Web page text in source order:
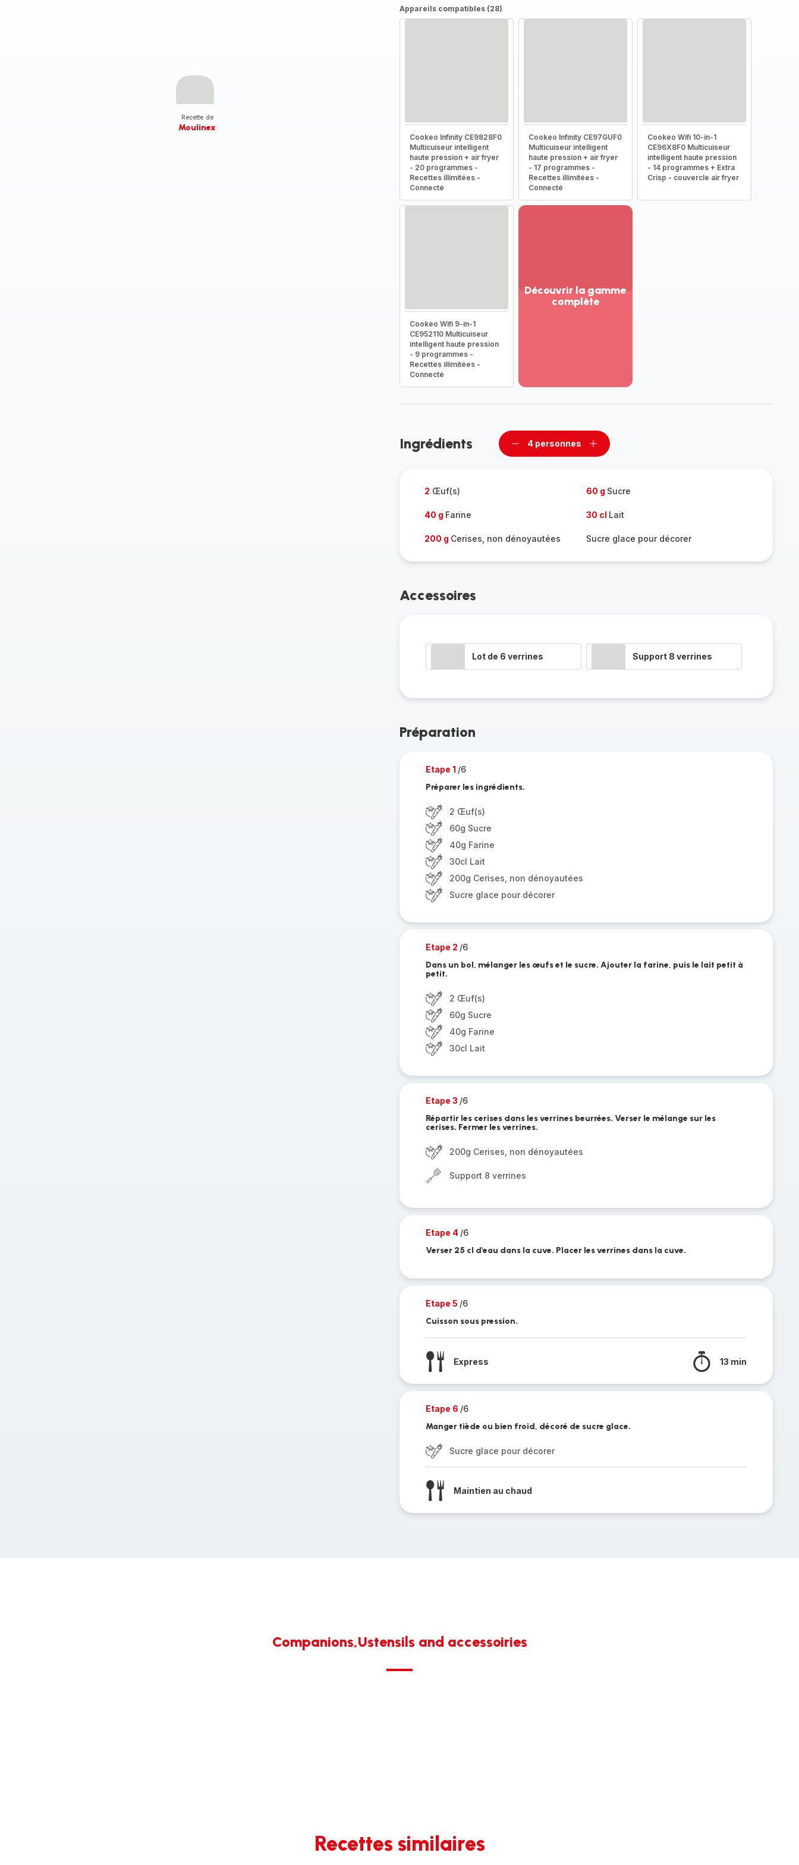
Recette de
Moulinex
Appareils compatibles (28)
Cookeo Infinity CE9828F0
Multicuiseur intelligent
haute pression + air fryer
- 20 programmes -
Recettes illimitées -
Connecté
Cookeo Infinity CE97GUF0
Multicuiseur intelligent
haute pression + air fryer
- 17 programmes -
Recettes illimitées -
Connecté
Cookeo Wifi 10-in-1
CE96X8F0 Multicuiseur
intelligent haute pression
- 14 programmes + Extra
Crisp - couvercle air fryer
Cookeo Wifi 9-in-1
CE952110 Multicuiseur
intelligent haute pression
- 9 programmes -
Recettes illimitées -
Connecté
Découvrir la gamme
complète
complète
Ingrédients
Supprimer
4 personnes
Ajouter
2 Œuf(s) 60 g Sucre
40 g Farine 30 cl Lait
200 g Cerises, non dénoyautées Sucre glace pour décorer
Accessoires
Lot de 6 verrines Support 8 verrines
Préparation
Etape 1 /6
Préparer les ingrédients.
2 Œuf(s)
60g Sucre
40g Farine
30cl Lait
200g Cerises, non dénoyautées
Sucre glace pour décorer
Etape 2 /6
Dans un bol, mélanger les œufs et le sucre. Ajouter la farine, puis le lait petit à
petit.
2 Œuf(s)
60g Sucre
40g Farine
30cl Lait
Etape 3 /6
Répartir les cerises dans les verrines beurrées. Verser le mélange sur les
cerises. Fermer les verrines.
200g Cerises, non dénoyautées
Support 8 verrines
Etape 4 /6
Verser 25 cl d'eau dans la cuve. Placer les verrines dans la cuve.
Etape 5 /6
Cuisson sous pression.
Express 13 min
Etape 6 /6
Manger tiède ou bien froid, décoré de sucre glace.
Sucre glace pour décorer
Maintien au chaud
Companions,Ustensils and accessoiries
Recettes similaires